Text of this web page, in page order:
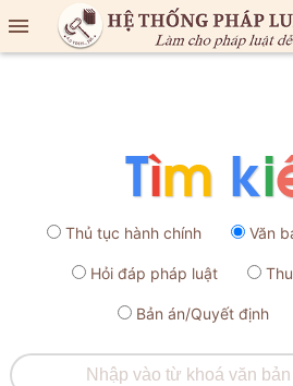

Thủ tục hành chính Văn
Hỏi đáp pháp luật
Bản án/Quyết định